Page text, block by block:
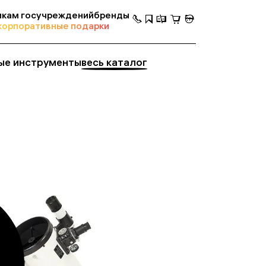
госучрежденийбренды
подарки
инструментывесь каталог